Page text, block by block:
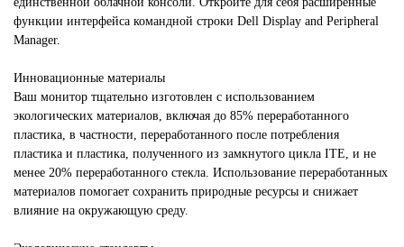
функции интерфейса командной строки Dell Display and Peripheral
Manager.
Инновационные материалы
Ваш монитор тщательно изготовлен с использованием
экологических материалов, включая до 85% переработанного
пластика, в частности, переработанного после потребления
пластика и пластика, полученного из замкнутого цикла ITE, и не
менее 20% переработанного стекла. Использование переработанных
материалов помогает сохранить природные ресурсы и снижает
влияние на окружающую среду.